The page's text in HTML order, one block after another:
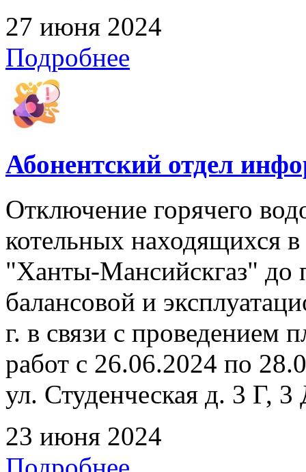
27 июня 2024
Подробнее
Абонентский отдел
Отключение горячего
котельных находящихся
"Ханты-Мансийскгаз" до
балансовой и
г. в связи с проведением
работ с 26.06.2024 по
ул. Студенческая д. 3 Г, 3
23 июня 2024